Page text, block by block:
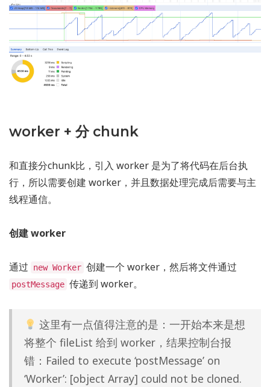
worker + 分 chunk
和直接分chunk比，引入 worker 是为了将代码在后台执
行，所以需要创建 worker，并且数据处理完成后需要与主
线程通信。
创建 worker
通过 new Worker 创建一个 worker，然后将文件通过
postMessage 传递到 worker。
这里有一点值得注意的是：一开始本来是想
将整个 fileList 给到 worker，结果控制台报
错：Failed to execute ‘postMessage’ on
‘Worker’: [object Array] could not be cloned.